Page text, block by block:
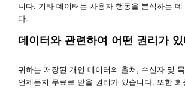
니다. 기타 데이터는 사용자 행동을 분석하는 데
다.
데이터와 관련하여 어떤 권리가
귀하는 저장된 개인 데이터의 출처, 수신자 및
언제든지 무료로 받을 권리가 있습니다. 또한 회